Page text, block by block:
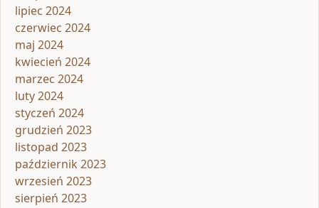
lipiec 2024
czerwiec 2024
maj 2024
kwiecień 2024
marzec 2024
luty 2024
styczeń 2024
grudzień 2023
listopad 2023
październik 2023
wrzesień 2023
sierpień 2023